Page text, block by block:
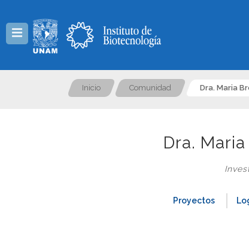
Inicio Comunidad Dra. Maria
Dra.
Proyectos